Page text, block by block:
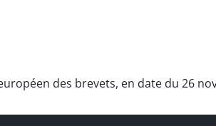
des brevets, en date du 26